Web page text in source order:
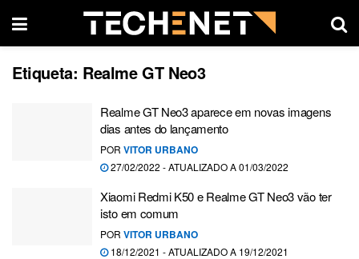
Etiqueta: Realme GT Neo3
Realme GT Neo3 aparece em novas imagens
dias antes do lançamento
POR VITOR URBANO
27/02/2022 - ATUALIZADO A 01/03/2022
Xiaomi Redmi K50 e Realme GT Neo3 vão ter
isto em comum
POR VITOR URBANO
18/12/2021 - ATUALIZADO A 19/12/2021